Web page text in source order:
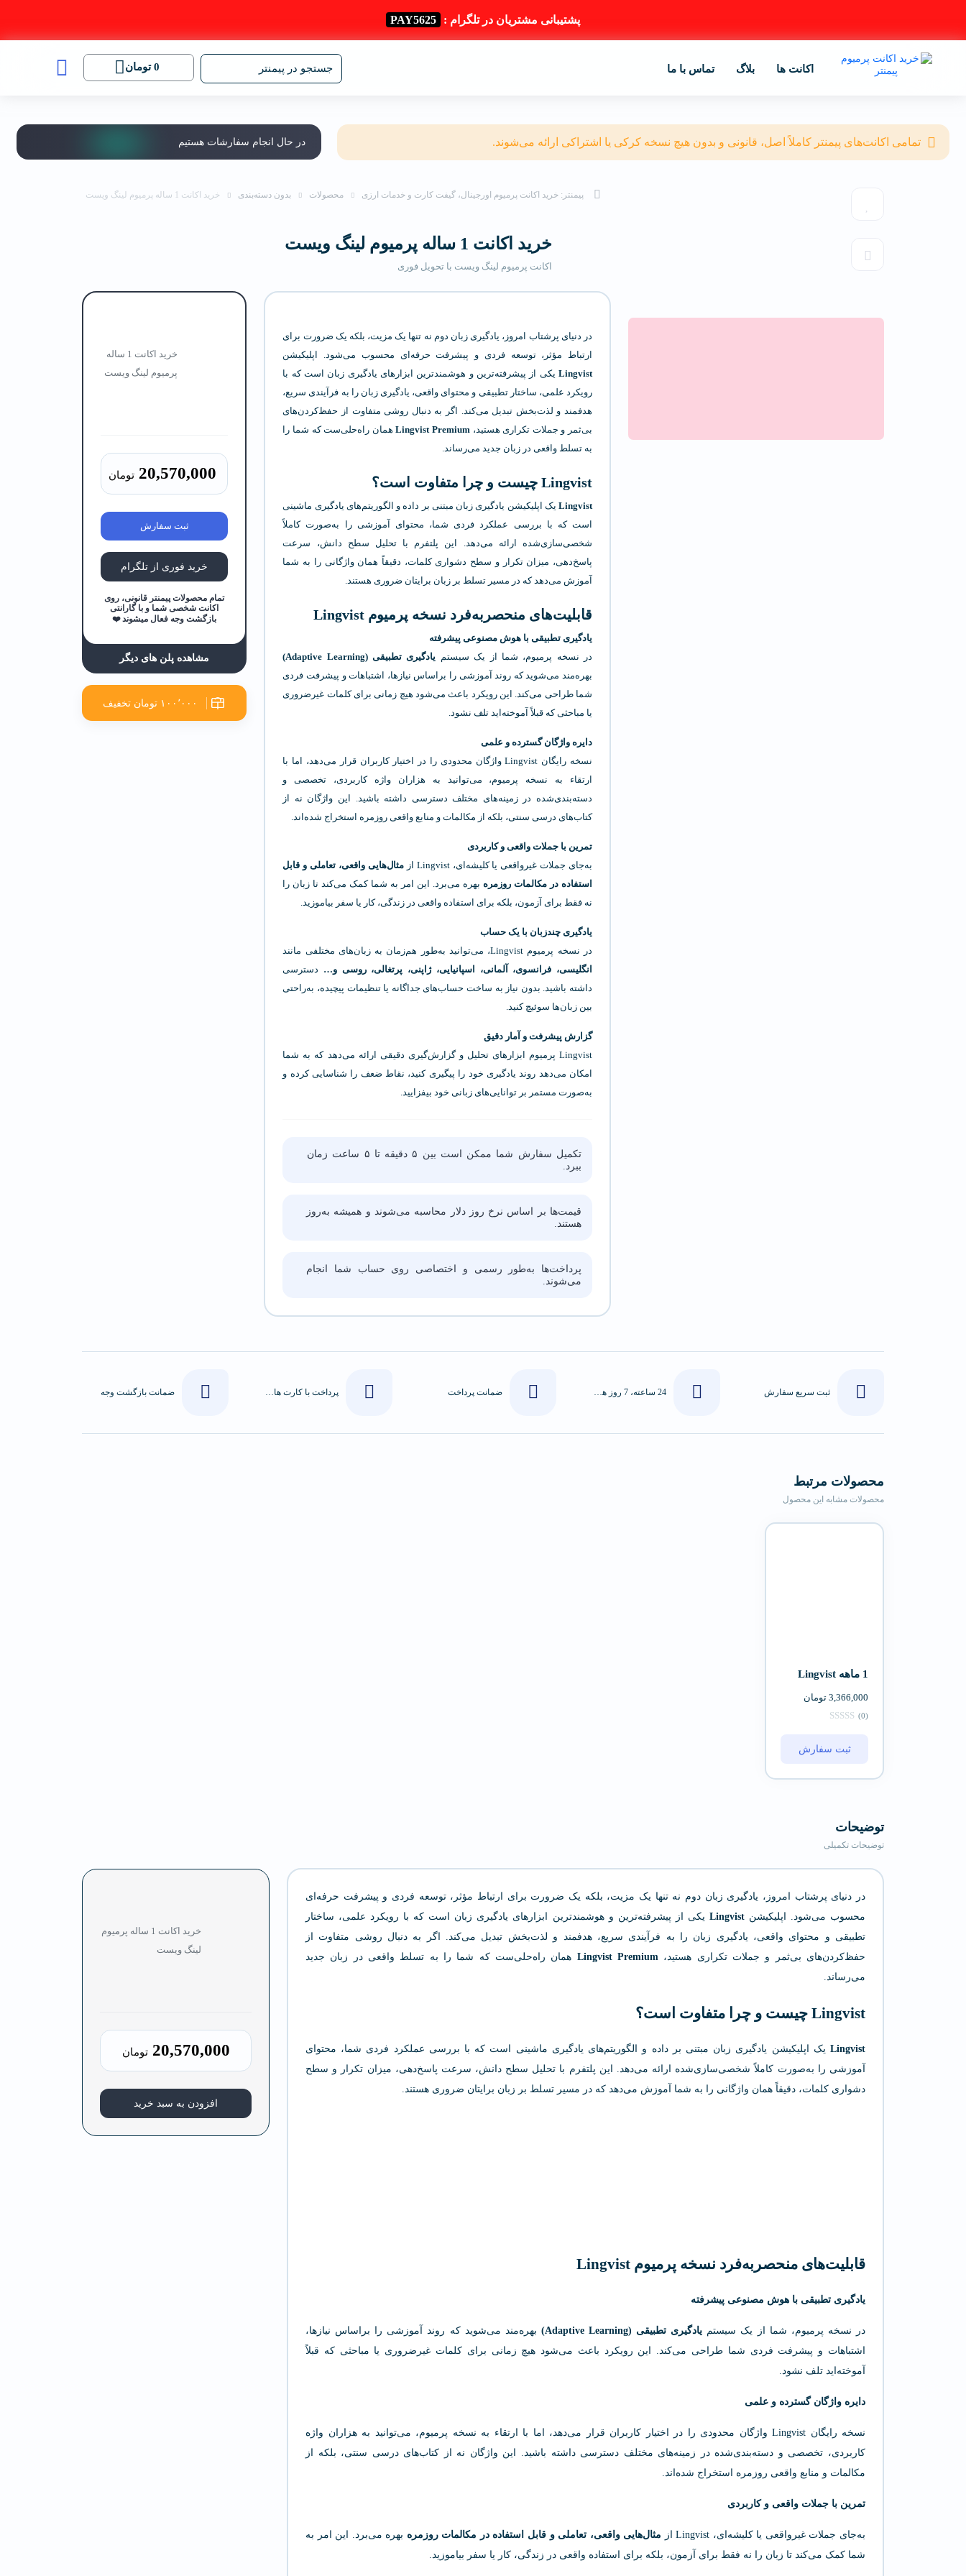
پشتیبانی مشتریان در تلگرام : PAY5625
اکانت ها بلاگ تماس با ما جستجو در پیمنتر 0 تومان
تمامی اکانت‌های پیمنتر کاملاً اصل، قانونی و بدون هیچ نسخه کرکی یا اشتراکی ارائه می‌شوند. در حال انجام سفارشات هستیم
پیمنتر: خرید اکانت پرمیوم اورجینال، گیفت کارت و خدمات ارزی محصولات بدون دسته‌بندی خرید اکانت 1 ساله پرمیوم لینگ‌ ویست
خرید اکانت 1 ساله پرمیوم لینگ‌ ویست
اکانت پرمیوم لینگ‌ ویست با تحویل فوری
در دنیای پرشتاب امروز، یادگیری زبان دوم نه تنها یک مزیت، بلکه یک ضرورت برای
ارتباط مؤثر، توسعه فردی و پیشرفت حرفه‌ای محسوب می‌شود. اپلیکیشن
Lingvist یکی از پیشرفته‌ترین و هوشمندترین ابزارهای یادگیری زبان است که با
رویکرد علمی، ساختار تطبیقی و محتوای واقعی، یادگیری زبان را به فرآیندی سریع،
هدفمند و لذت‌بخش تبدیل می‌کند. اگر به دنبال روشی متفاوت از حفظ‌کردن‌های
بی‌ثمر و جملات تکراری هستید،Lingvist Premiumهمان راه‌حلی‌ست که شما را
به تسلط واقعی در زبان جدید می‌رساند.
Lingvist چیست و چرا متفاوت است؟
Lingvist یک اپلیکیشن یادگیری زبان مبتنی بر داده و الگوریتم‌های یادگیری ماشینی
است که با بررسی عملکرد فردی شما، محتوای آموزشی را به‌صورت کاملاً
شخصی‌سازی‌شده ارائه می‌دهد. این پلتفرم با تحلیل سطح دانش، سرعت
پاسخ‌دهی، میزان تکرار و سطح دشواری کلمات، دقیقاً همان واژگانی را به شما
آموزش می‌دهد که در مسیر تسلط بر زبان برایتان ضروری هستند.
قابلیت‌های منحصربه‌فرد نسخه پرمیوم Lingvist
یادگیری تطبیقی با هوش مصنوعی پیشرفته
در نسخه پرمیوم، شما از یک سیستم یادگیری تطبیقی (Adaptive Learning)
بهره‌مند می‌شوید که روند آموزشی را براساس نیازها، اشتباهات و پیشرفت فردی
شما طراحی می‌کند. این رویکرد باعث می‌شود هیچ زمانی برای کلمات غیرضروری
یا مباحثی که قبلاً آموخته‌اید تلف نشود.
دایره واژگان گسترده و علمی
نسخه رایگان Lingvist واژگان محدودی را در اختیار کاربران قرار می‌دهد، اما با
ارتقاء به نسخه پرمیوم، می‌توانید به هزاران واژه کاربردی، تخصصی و
دسته‌بندی‌شده در زمینه‌های مختلف دسترسی داشته باشید. این واژگان نه از
کتاب‌های درسی سنتی، بلکه از مکالمات و منابع واقعی روزمره استخراج شده‌اند.
تمرین با جملات واقعی و کاربردی
به‌جای جملات غیرواقعی یا کلیشه‌ای، Lingvist از
مثال‌هایی واقعی، تعاملی و قابل
استفاده در مکالمات روزمرهبهره می‌برد. این امر به شما کمک می‌کند تا زبان را
نه فقط برای آزمون، بلکه برای استفاده واقعی در زندگی، کار یا سفر بیاموزید.
یادگیری چندزبان با یک حساب
در نسخه پرمیوم Lingvist، می‌توانید به‌طور هم‌زمان به زبان‌های مختلفی مانند
انگلیسی، فرانسوی، آلمانی، اسپانیایی، ژاپنی، پرتغالی، روسی و… دسترسی
داشته باشید. بدون نیاز به ساخت حساب‌های جداگانه یا تنظیمات پیچیده، به‌راحتی
بین زبان‌ها سوئیچ کنید.
گزارش پیشرفت و آمار دقیق
Lingvist پرمیوم ابزارهای تحلیل و گزارش‌گیری دقیقی ارائه می‌دهد که به شما
امکان می‌دهد روند یادگیری خود را پیگیری کنید، نقاط ضعف را شناسایی کرده و
به‌صورت مستمر بر توانایی‌های زبانی خود بیفزایید.
تکمیل سفارش شما ممکن است بین ۵ دقیقه تا ۵ ساعت زمان
ببرد.
قیمت‌ها بر اساس نرخ روز دلار محاسبه می‌شوند و همیشه به‌روز
هستند.
پرداخت‌ها به‌طور رسمی و اختصاصی روی حساب شما انجام
می‌شوند.
خرید اکانت 1 ساله
پرمیوم لینگ‌ ویست
20,570,000 تومان
ثبت سفارش
خرید فوری از تلگرام
تمام محصولات پیمنتر قانونی، روی
اکانت شخصی شما و با گارانتی
بازگشت وجه فعال میشوند ❤️
مشاهده پلن های دیگر
۱۰۰٬۰۰۰ تومان تخفیف
ثبت سریع سفارش 24 ساعته، 7 روز هفته ضمانت پرداخت پرداخت با کارت های عضو شتاب ضمانت بازگشت وجه
محصولات مرتبط
محصولات مشابه این محصول
1 ماهه Lingvist
3,366,000 تومان
(0)
ثبت سفارش
توضیحات
توضیحات تکمیلی
در دنیای پرشتاب امروز، یادگیری زبان دوم نه تنها یک مزیت، بلکه یک ضرورت برای ارتباط مؤثر، توسعه فردی و پیشرفت حرفه‌ای
محسوب می‌شود. اپلیکیشنLingvist یکی از پیشرفته‌ترین و هوشمندترین ابزارهای یادگیری زبان است که با رویکرد علمی، ساختار
تطبیقی و محتوای واقعی، یادگیری زبان را به فرآیندی سریع، هدفمند و لذت‌بخش تبدیل می‌کند. اگر به دنبال روشی متفاوت از
حفظ‌کردن‌های بی‌ثمر و جملات تکراری هستید، Lingvist Premium همان راه‌حلی‌ست که شما را به تسلط واقعی در زبان جدید
می‌رساند.
Lingvist چیست و چرا متفاوت است؟
Lingvist یک اپلیکیشن یادگیری زبان مبتنی بر داده و الگوریتم‌های یادگیری ماشینی است که با بررسی عملکرد فردی شما، محتوای
آموزشی را به‌صورت کاملاً شخصی‌سازی‌شده ارائه می‌دهد. این پلتفرم با تحلیل سطح دانش، سرعت پاسخ‌دهی، میزان تکرار و سطح
دشواری کلمات، دقیقاً همان واژگانی را به شما آموزش می‌دهد که در مسیر تسلط بر زبان برایتان ضروری هستند.
قابلیت‌های منحصربه‌فرد نسخه پرمیوم Lingvist
یادگیری تطبیقی با هوش مصنوعی پیشرفته
در نسخه پرمیوم، شما از یک سیستم یادگیری تطبیقی (Adaptive Learning)
بهره‌مند می‌شوید که روند آموزشی را براساس نیازها،
اشتباهات و پیشرفت فردی شما طراحی می‌کند. این رویکرد باعث می‌شود هیچ زمانی برای کلمات غیرضروری یا مباحثی که قبلاً
آموخته‌اید تلف نشود.
دایره واژگان گسترده و علمی
نسخه رایگان Lingvist واژگان محدودی را در اختیار کاربران قرار می‌دهد، اما با ارتقاء به نسخه پرمیوم، می‌توانید به هزاران واژه
کاربردی، تخصصی و دسته‌بندی‌شده در زمینه‌های مختلف دسترسی داشته باشید. این واژگان نه از کتاب‌های درسی سنتی، بلکه از
مکالمات و منابع واقعی روزمره استخراج شده‌اند.
تمرین با جملات واقعی و کاربردی
به‌جای جملات غیرواقعی یا کلیشه‌ای، Lingvist از مثال‌هایی واقعی، تعاملی و قابل استفاده در مکالمات روزمره بهره می‌برد. این امر به
شما کمک می‌کند تا زبان را نه فقط برای آزمون، بلکه برای استفاده واقعی در زندگی، کار یا سفر بیاموزید.
خرید اکانت 1 ساله پرمیوم
لینگ‌ ویست
20,570,000 تومان
افزودن به سبد خرید